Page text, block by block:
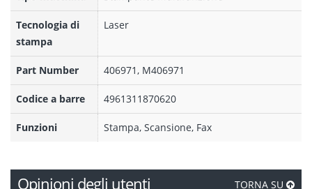
Tecnologia di
stampa
Laser
Part Number 406971, M406971
Codice a barre 4961311870620
Funzioni Stampa, Scansione, Fax
Opinioni degli utenti TORNA SU